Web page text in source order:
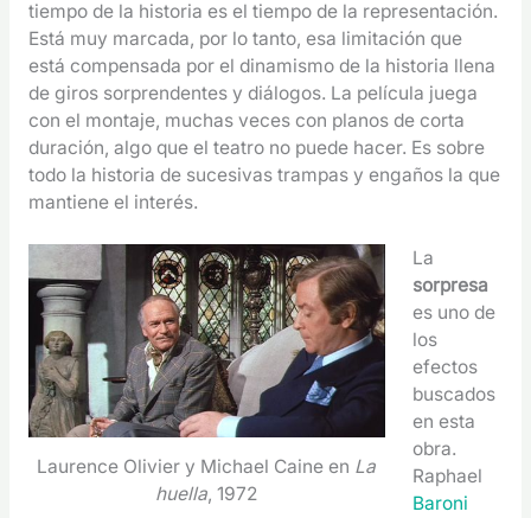
tiempo de la historia es el tiempo de la representación.
Está muy marcada, por lo tanto, esa limitación que
está compensada por el dinamismo de la historia llena
de giros sorprendentes y diálogos. La película juega
con el montaje, muchas veces con planos de corta
duración, algo que el teatro no puede hacer. Es sobre
todo la historia de sucesivas trampas y engaños la que
mantiene el interés.
Laurence Olivier y Michael Caine en La
huella, 1972
La
sorpresa
es uno de
los
efectos
buscados
en esta
obra.
Raphael
Baroni